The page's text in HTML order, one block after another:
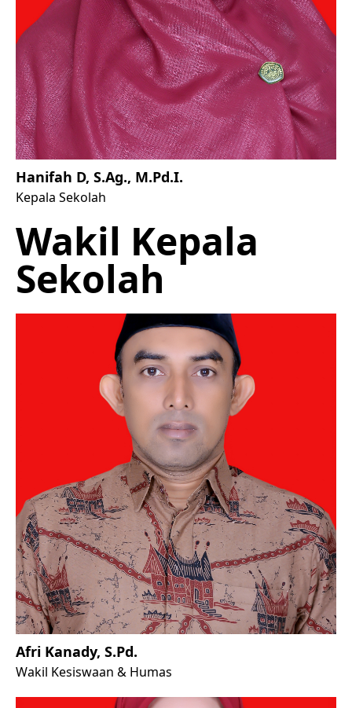
Hanifah D, S.Ag., M.Pd.I.
Kepala Sekolah
Wakil Kepala
Sekolah
Afri Kanady, S.Pd.
Wakil Kesiswaan & Humas